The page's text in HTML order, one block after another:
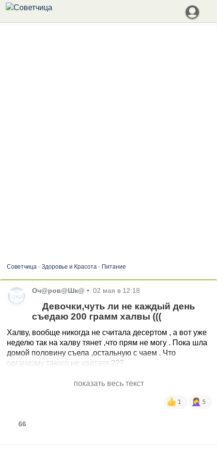
Советчица- Здоровье и Красота- Питание
Оч@ров@Шк@ • 02 мая в 12:18
Девочки,чуть ли не каждый день
съедаю 200 грамм халвы (((
Халву, вообще никогда не считала десертом , а вот уже
неделю так на халву тянет ,что прям не могу . Пока шла
домой половину съела ,остальную с чаем . Что
организму такого не хватает ???
показать весь текст
1 5
66